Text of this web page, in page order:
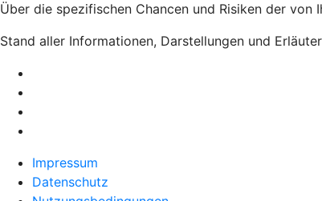
Über die spezifischen Chancen und Risiken der
Stand aller Informationen, Darstellungen und
Impressum
Datenschutz